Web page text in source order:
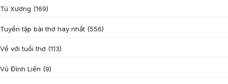
Tú Xương (169)
Tuyển tập bài thơ hay nhất (556)
Về với tuổi thơ (113)
Vũ Đình Liên (9)